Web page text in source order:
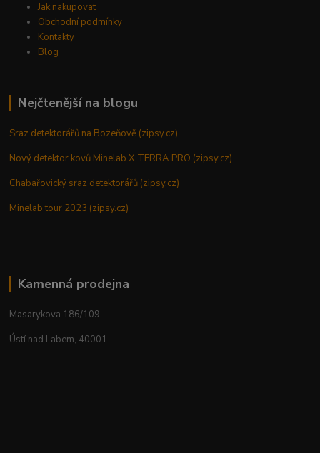
Jak nakupovat
Obchodní podmínky
Kontakty
Blog
Nejčtenější na blogu
Sraz detektorářů na Bozeňově (zipsy.cz)
Nový detektor kovů Minelab X TERRA PRO (zipsy.cz)
Chabařovický sraz detektorářů (zipsy.cz)
Minelab tour 2023 (zipsy.cz)
Kamenná prodejna
Masarykova 186/109
Ústí nad Labem, 40001